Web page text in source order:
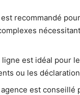
recommandé
ligne est idéal pour
ou les
est conseillé